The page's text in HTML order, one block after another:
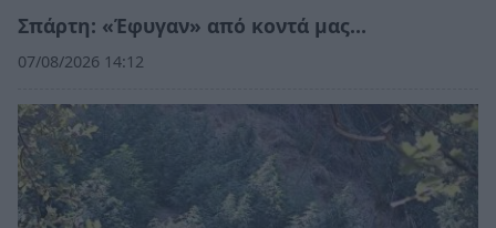
Σπάρτη: «Έφυγαν» από κοντά μας…
07/08/2026 14:12